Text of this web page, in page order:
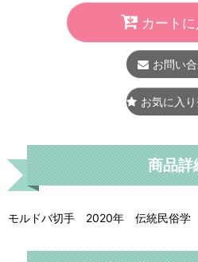
カート
お問い
お気に入り
商品詳
モルドバ切手 2020年 伝統民俗学